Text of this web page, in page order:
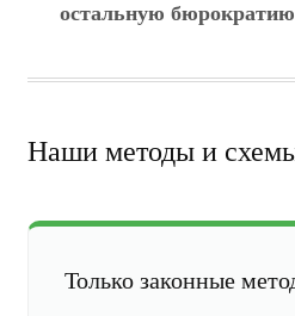
остальную
Наши методы и
Только законные